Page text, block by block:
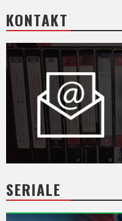
KONTAKT
SERIALE